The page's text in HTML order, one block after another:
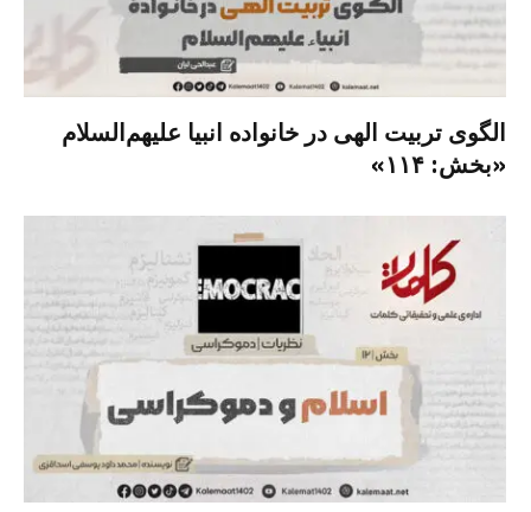
الگوی تربیت الهی در خانواده انبیا‌‌ علیهم‌السلام
«بخش: ۱۱۴»